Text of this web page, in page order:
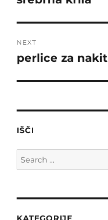
NEXT
Next
perlice za nakit
IŠČI
Search
for: